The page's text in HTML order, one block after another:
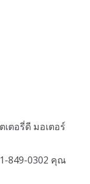
ตอรี่ดี มอเตอร์
849-0302 คุณ